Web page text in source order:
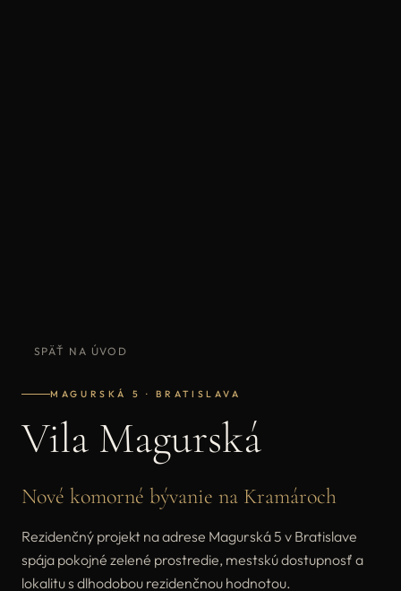
SPÄŤ NA ÚVOD
MAGURSKÁ 5 · BRATISLAVA
Vila Magurská
Nové komorné bývanie na Kramároch
Rezidenčný projekt na adrese Magurská 5 v Bratislave
spája pokojné zelené prostredie, mestskú dostupnosť a
lokalitu s dlhodobou rezidenčnou hodnotou.